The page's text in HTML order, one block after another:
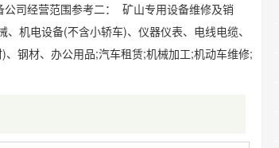
司经营范围参考二： 矿山专用设备维修及销
机电设备(不含小轿车)、仪器仪表、电线电缆、
钢材、办公用品;汽车租赁;机械加工;机动车维修;